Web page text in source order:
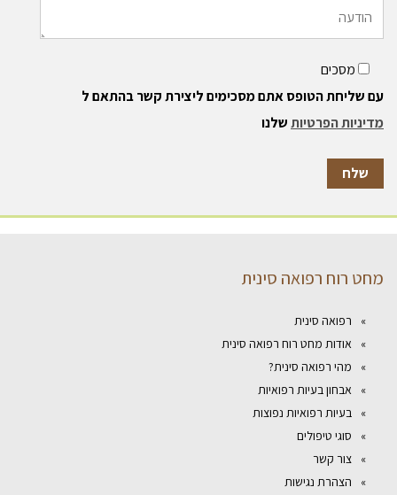
מסכים
עם שליחת הטופס אתם מסכימים ליצירת קשר בהתאם ל
מדיניות הפרטיותשלנו
מחט רוח רפואה סינית
רפואה סינית
אודות מחט רוח רפואה סינית
מהי רפואה סינית?
אבחון בעיות רפואיות
בעיות רפואיות נפוצות
סוגי טיפולים
צור קשר
הצהרת נגישות